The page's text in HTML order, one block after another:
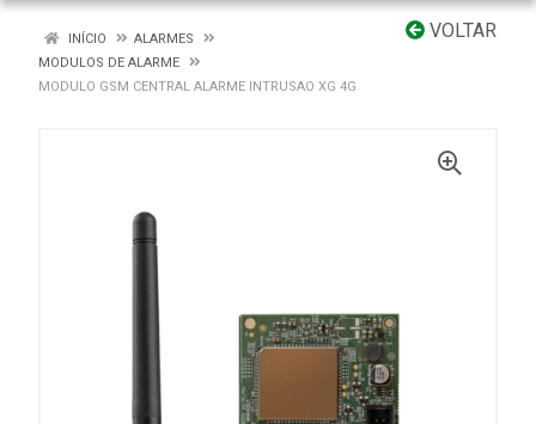
VOLTAR
INÍCIO
ALARMES
MODULOS DE ALARME
MODULO GSM CENTRAL ALARME INTRUSAO XG 4G